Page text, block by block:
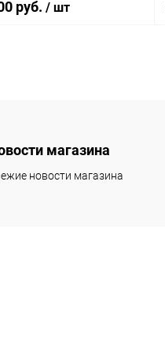
для унитазов
руб. / шт
магазина
новости магазина